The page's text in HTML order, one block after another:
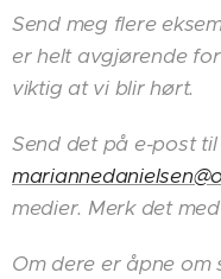
Send meg flere
er helt avgjørende
viktig at vi blir hørt.
Send det på e-post til
medier. Merk det med
Om dere er åpne om